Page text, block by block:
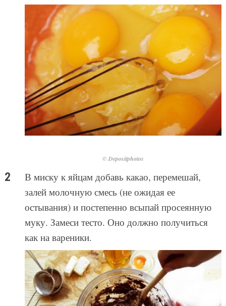
© Depositphotos
В миску к яйцам добавь какао, перемешай,
залей молочную смесь (не ожидая ее
остывания) и постепенно всыпай просеянную
муку. Замеси тесто. Оно должно получиться
как на вареники.